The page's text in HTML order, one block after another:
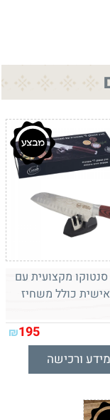
מקצועית עם
כולל משחיז
₪195
ורכישה